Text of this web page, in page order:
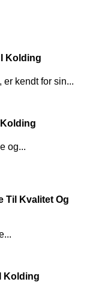
Kolding
kendt for sin...
og...
Til Kvalitet Og
Kolding